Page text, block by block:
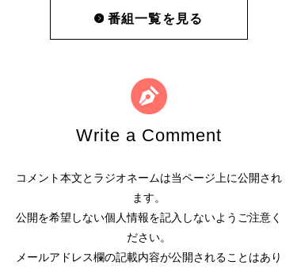
番組一覧を見る
Write a Comment
コメント本文とラジオネームは当ページ上に公開され
ます。
公開を希望しない個人情報を記入しないようご注意く
ださい。
メールアドレス欄の記載内容が公開されることはあり